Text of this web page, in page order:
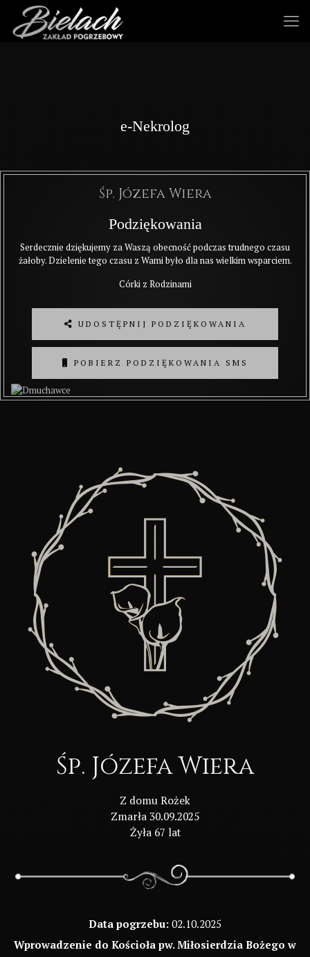
e-Nekrolog
Śp. Józefa Wiera
Podziękowania
Serdecznie dziękujemy za Waszą obecność podczas trudnego czasu
żałoby. Dzielenie tego czasu z Wami było dla nas wielkim wsparciem.
Córki z Rodzinami
UDOSTĘPNIJ PODZIĘKOWANIA
POBIERZ PODZIĘKOWANIA SMS
Śp. Józefa Wiera
Z domu Rożek
Zmarła 30.09.2025
Żyła 67 lat
Data pogrzebu: 02.10.2025
Wprowadzenie do Kościoła pw. Miłosierdzia Bożego w